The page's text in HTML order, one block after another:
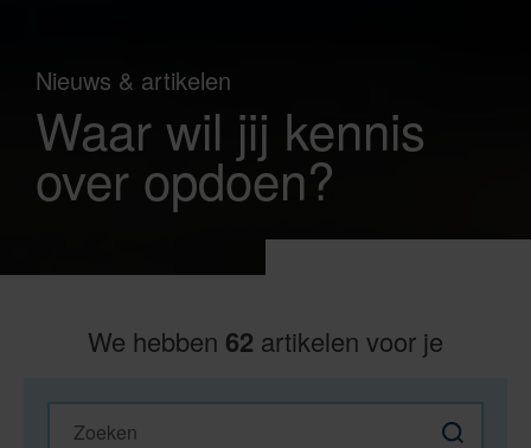
Nieuws & artikelen
Waar wil jij kennis
over opdoen?
We hebben 62 artikelen voor je
Zoeken